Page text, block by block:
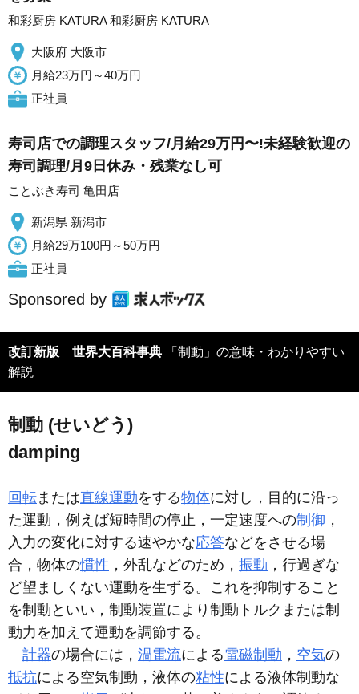
和彩厨房 KATURA 和彩厨房 KATURA
大阪府 大阪市
月給23万円～40万円
正社員
寿司店での調理スタッフ/月給29万円〜!未経験歓迎の
寿司調理/月9日休み・残業なし可
ことぶき寿司 亀田店
新潟県 新潟市
月給29万100円～50万円
正社員
Sponsored by
改訂新版 世界大百科事典 「制動」の意味・わかりやすい
解説
制動 (せいどう)
damping
回転または直線運動をする物体に対し，目的に沿っ
た運動，例えば短時間の停止，一定速度への制御 ，
入力の変化に対する速やかな応答などをさせる場
合，物体の慣性 ，外乱などのため， 振動 ，行過ぎな
ど望ましくない運動を生ずる。これを抑制すること
を制動といい，制動装置により制動トルクまたは制
動力を加えて運動を調節する。
計器の場合には， 渦電流による電磁制動 ， 空気の
抵抗による空気制動，液体の粘性による液体制動な